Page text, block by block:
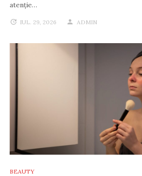
atenție…
IUL. 29, 2026 ADMIN
BEAUTY